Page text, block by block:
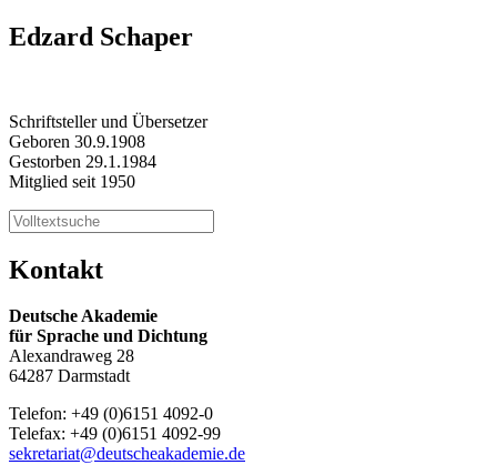
Edzard Schaper
Schriftsteller und Übersetzer
Geboren 30.9.1908
Gestorben 29.1.1984
Mitglied seit 1950
Kontakt
Deutsche Akademie
für Sprache und Dichtung
Alexandraweg 28
64287 Darmstadt
Telefon: +49 (0)6151 4092-0
Telefax: +49 (0)6151 4092-99
sekretariat@deutscheakademie.de